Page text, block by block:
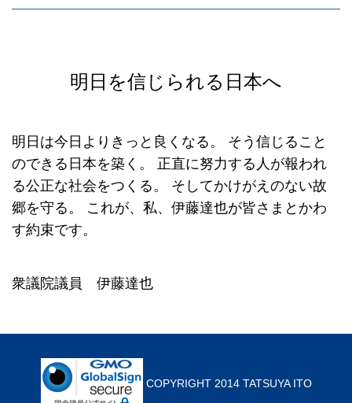
明日を信じられる日本へ
明日は今日よりきっと良くなる。
そう信じること
のできる日本を築く。
正直に努力する人が報われ
る公正な社会をつくる。
そしてかけがえのない故
郷を守る。
これが、私、伊藤達也が皆さまとかわ
す約束です。
衆議院議員 伊藤達也
COPYRIGHT 2014 TATSUYA ITO